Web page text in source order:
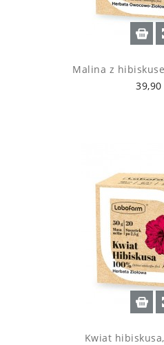
Malina z
39,90
Kwiat